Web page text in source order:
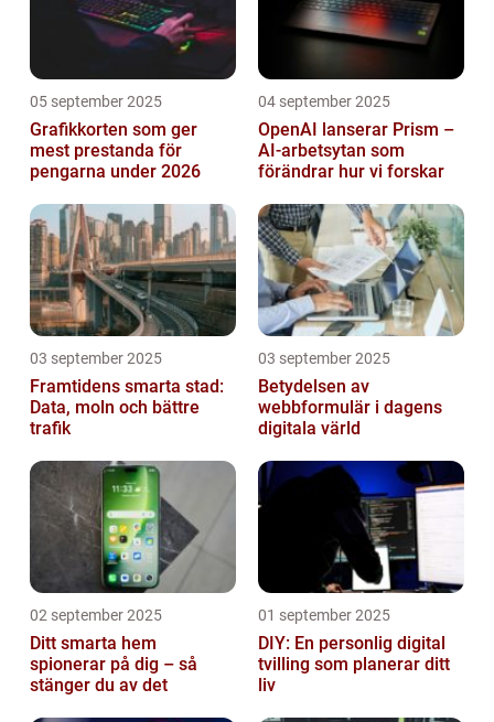
05 september 2025
Grafikkorten som ger
mest prestanda för
pengarna under 2026
04 september 2025
OpenAI lanserar Prism –
AI-arbetsytan som
förändrar hur vi forskar
03 september 2025
Framtidens smarta stad:
Data, moln och bättre
trafik
03 september 2025
Betydelsen av
webbformulär i dagens
digitala värld
02 september 2025
Ditt smarta hem
spionerar på dig – så
stänger du av det
01 september 2025
DIY: En personlig digital
tvilling som planerar ditt
liv